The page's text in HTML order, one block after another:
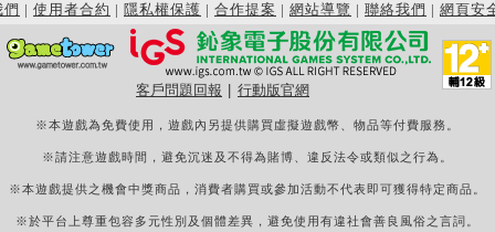
們 | 使用者合約 | 隱私權保護 | 合作提案 | 網站導覽 | 聯絡我們 | 網頁安
客戶問題回報 行動版官網
※本遊戲為免費使用，遊戲內另提供購買虛擬遊戲幣、物品等付費服務。
※請注意遊戲時間，避免沉迷及不得為賭博、違反法令或類似之行為。
※本遊戲提供之機會中獎商品，消費者購買或參加活動不代表即可獲得特定商品。
※於平台上尊重包容多元性別及個體差異，避免使用有違社會善良風俗之言詞。